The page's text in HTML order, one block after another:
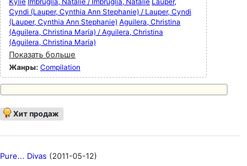
Cyndi (Lauper, Cynthia Ann Stephanie) / Lauper, Cyndi
(Lauper, Cynthia Ann Stephanie) Aguilera, Christina
(Aguilera, Christina María) / Aguilera, Christina
(Aguilera, Christina María)
Показать больше
Жанры: Compilation
Хит продаж
Pure... Divas (2011-05-12)